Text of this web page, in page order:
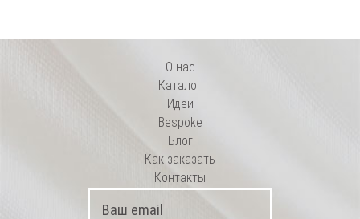
О нас
Каталог
Идеи
Bespoke
Блог
Как заказать
Контакты